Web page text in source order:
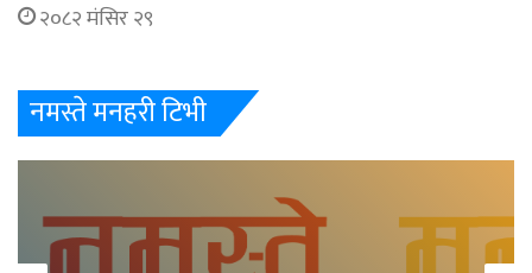
२०८२ मंसिर २९
नमस्ते मनहरी टिभी